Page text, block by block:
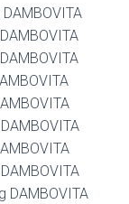
DAMBOVITA